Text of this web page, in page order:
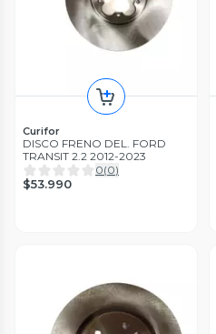
Curifor
DISCO FRENO DEL. FORD
TRANSIT 2.2 2012-2023
0(0)
$53.990